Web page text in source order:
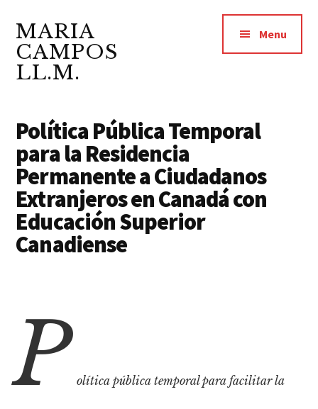
contenido
principal
footer
menu
MARIA
CAMPOS
LL.M.
Notario
Público
Menu
Política Pública Temporal
para la Residencia
Permanente a Ciudadanos
Extranjeros en Canadá con
Educación Superior
Canadiense
P olítica pública temporal para facilitar la